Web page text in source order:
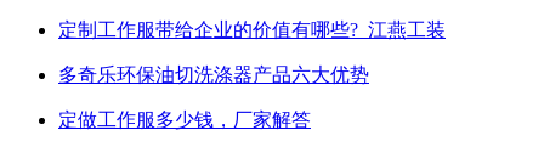
定制工作服带给企业的价值有哪些?_江燕工装
多奇乐环保油切洗涤器产品六大优势
定做工作服多少钱，厂家解答